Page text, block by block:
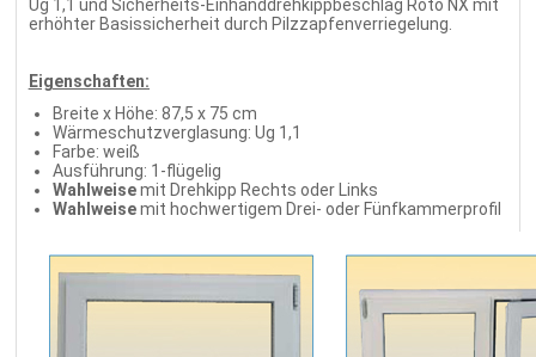
Ug 1,1 und Sicherheits-Einhanddrehkippbeschlag Roto NX mit
erhöhter Basissicherheit durch Pilzzapfenverriegelung.
Eigenschaften:
Breite x Höhe: 87,5 x 75 cm
Wärmeschutzverglasung: Ug 1,1
Farbe: weiß
Ausführung: 1-flügelig
Wahlweisemit Drehkipp Rechts oder Links
Wahlweisemit hochwertigem Drei- oder Fünfkammerprofil